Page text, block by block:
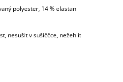
polyester, 14 % elastan
nesušit v sušiččce, nežehlit